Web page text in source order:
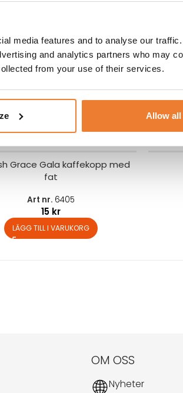
media features and to analyse our
and analytics partners who may
from your use of their services.
Allow all
16 cm Ø 32 cm
Grace Gala kaffekopp med
fat
Art nr. 6405
15 kr
LÄGG TILL I VARUKORG
OM OSS
Nyheter